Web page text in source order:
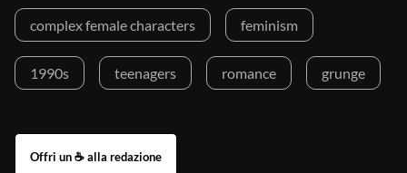
complex female characters feminism
1990s teenagers romance grunge